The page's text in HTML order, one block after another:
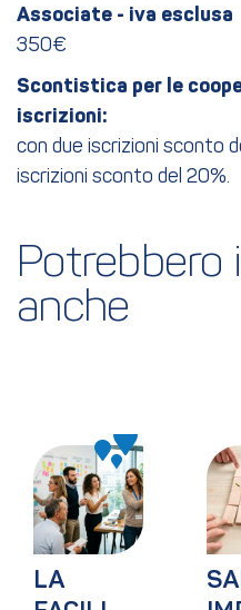
Associate - iva esclusa
350€
Scontistica per le
iscrizioni:
con due iscrizioni sconto
iscrizioni sconto del 20%.
Potrebbero
anche
LA